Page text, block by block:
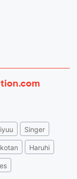
Singer
Haruhi